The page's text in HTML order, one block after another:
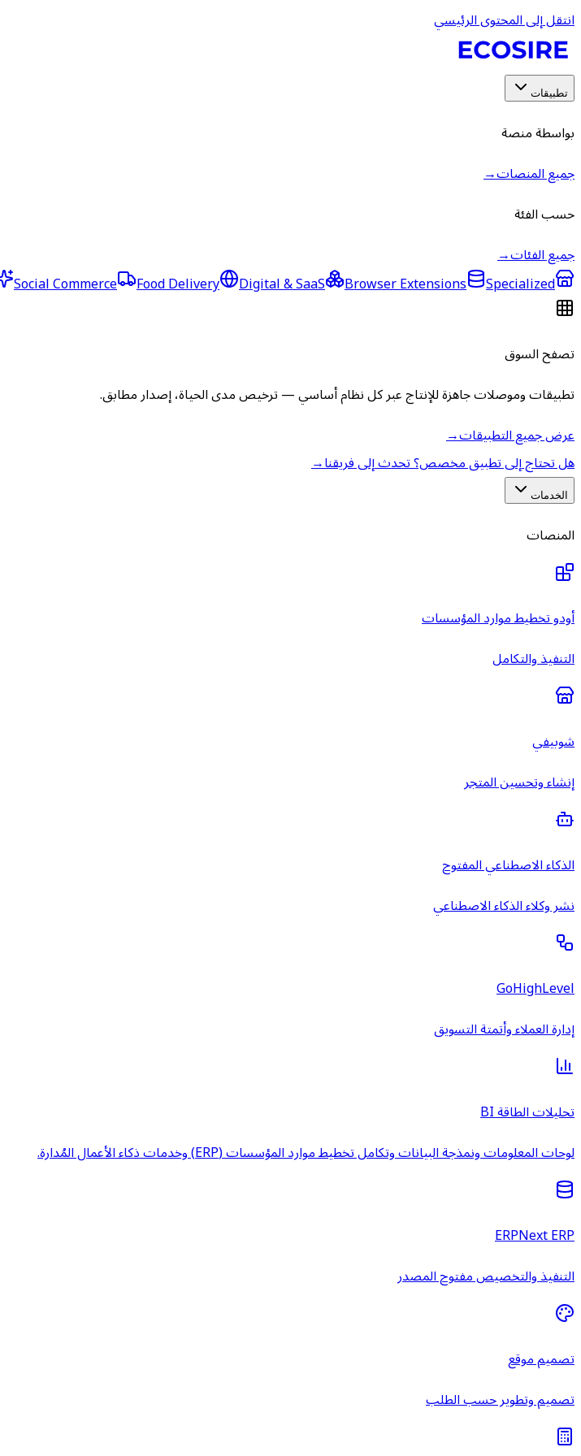
انتقل إلى المحتوى الرئيسي
تطبيقات
بواسطة منصة
جميع المنصات→
حسب الفئة
جميع الفئات→
Social Commerce Food Delivery Digital & SaaS Browser Extensions Specialized
تصفح السوق
تطبيقات وموصلات جاهزة للإنتاج عبر كل نظام أساسي — ترخيص مدى الحياة، إصدار مطابق.
عرض جميع التطبيقات→
هل تحتاج إلى تطبيق مخصص؟ تحدث إلى فريقنا→
الخدمات
المنصات
أودو تخطيط موارد المؤسسات
التنفيذ والتكامل
شوبيفي
إنشاء وتحسين المتجر
الذكاء الاصطناعي المفتوح
نشر وكلاء الذكاء الاصطناعي
GoHighLevel
إدارة العملاء وأتمتة التسويق
تحليلات الطاقة BI
لوحات المعلومات ونمذجة البيانات وتكامل تخطيط موارد المؤسسات (ERP) وخدمات ذكاء الأعمال المُدارة.
ERPNext ERP
التنفيذ والتخصيص مفتوح المصدر
تصميم موقع
تصميم وتطوير حسب الطلب